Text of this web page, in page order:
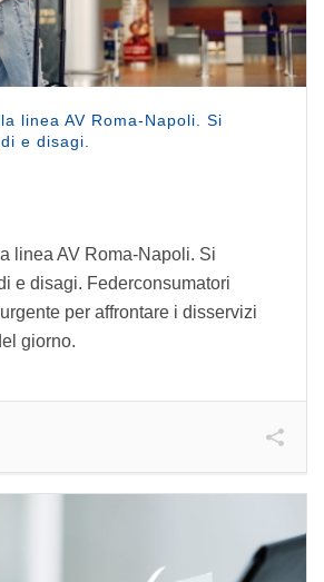
linea AV Roma-Napoli. Si
e disagi.
linea AV Roma-Napoli. Si
e disagi. Federconsumatori
per affrontare i disservizi
giorno.